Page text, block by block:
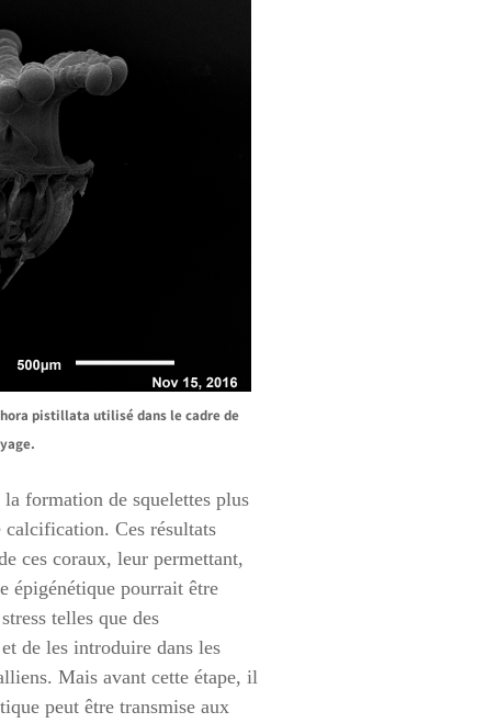
pistillata utilisé dans le cadre de
formation de squelettes plus
calcification. Ces résultats
ces coraux, leur permettant,
épigénétique pourrait être
telles que des
de les introduire dans les
Mais avant cette étape, il
peut être transmise aux